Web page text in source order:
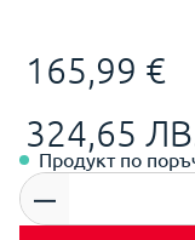
165,99 €
324,65
Продукт по